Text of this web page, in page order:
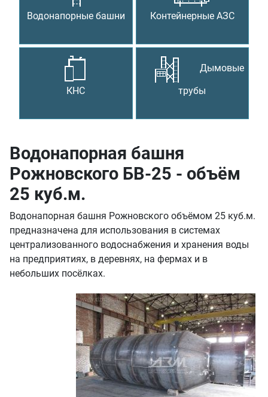
Водонапорные башни Контейнерные АЗС
КНС
Дымовые
трубы
Водонапорная башня
Рожновского БВ-25 - объём
25 куб.м.
Водонапорная башня Рожновского объёмом 25 куб.м.
предназначена для использования в системах
централизованного водоснабжения и хранения воды
на предприятиях, в деревнях, на фермах и в
небольших посёлках.